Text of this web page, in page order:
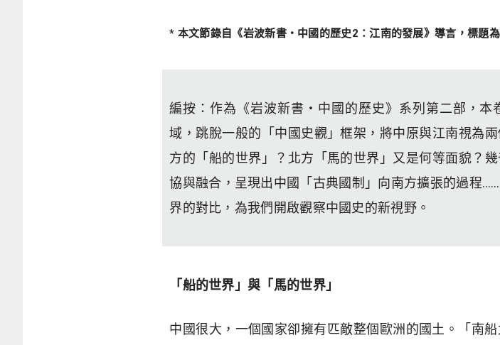
* 本文節錄自《岩波新書・中國的歷史2：江南的發展》導言，標題
編按：作為《岩波新書・中國的歷史》系列第二部，
域，跳脫一般的「中國史觀」框架，將中原與江南視為
方的「船的世界」？北方「馬的世界」又是何等面貌？
協與融合，呈現出中國「古典國制」向南方擴張的過程
界的對比，為我們開啟觀察中國史的新視野。
「船的世界」與「馬的世界」
中國很大，一個國家卻擁有匹敵整個歐洲的國土。「南